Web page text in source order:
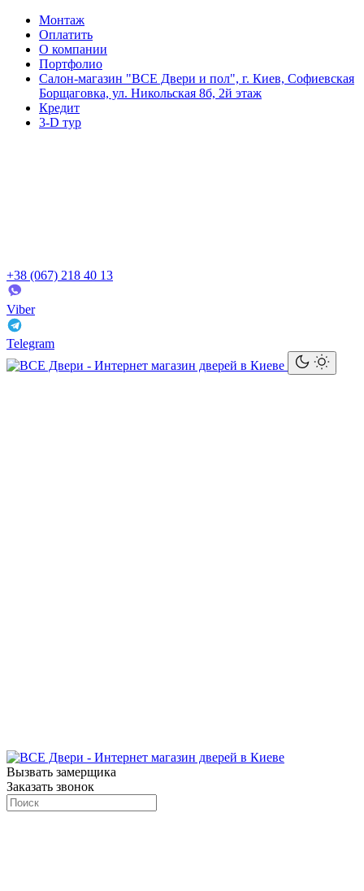
Монтаж
Оплатить
О компании
Портфолио
Салон-магазин "ВСЕ Двери и пол", г. Киев, Софиевская
Борщаговка, ул. Никольская 8б, 2й этаж
Кредит
3-D тур
+38 (067) 218 40 13
Viber
Telegram
Вызвать замерщика
Заказать звонок